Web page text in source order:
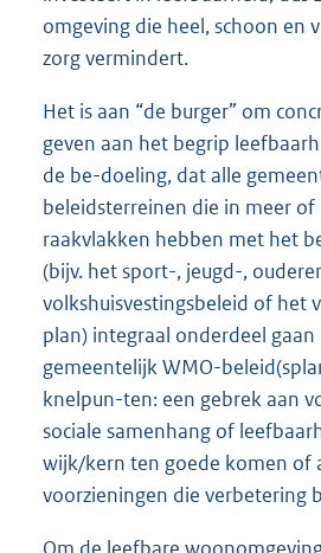
omgeving die heel, schoon en
zorg vermindert.
Het is aan “de burger” om
geven aan het begrip
de be-doeling, dat alle
beleidsterreinen die in meer
raakvlakken hebben met het
(bijv. het sport-, jeugd-,
volkshuisvestingsbeleid of het
plan) integraal onderdeel
gemeentelijk WMO-
knelpun-ten: een gebrek aan
sociale samenhang of
wijk/kern ten goede komen of
voorzieningen die verbetering